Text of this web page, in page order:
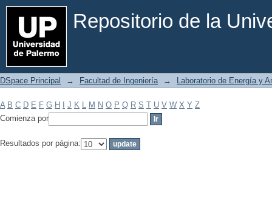
Repositorio de la
Filtrar por: Materia
DSpace Principal → Facultad de Ingeniería → Laboratorio de Energía y
A B C D E F G H J K L M N O P Q R S T U V W X Y Z
Comienza por
Resultados por página: